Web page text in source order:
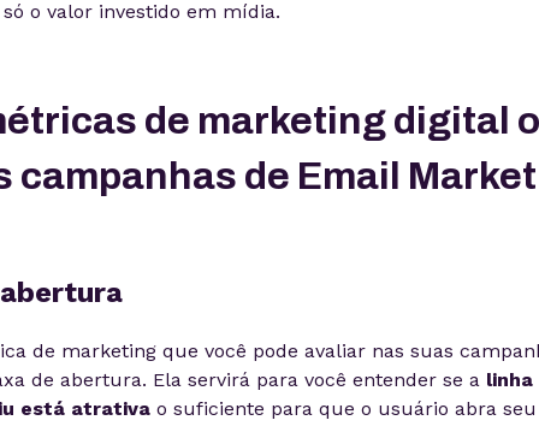
só o valor investido em mídia.
de marketing digital
campanhas de Email
de marketing que você pode avaliar nas suas
de abertura. Ela servirá para você entender se a linha
está atrativa o suficiente para que o usuário abra